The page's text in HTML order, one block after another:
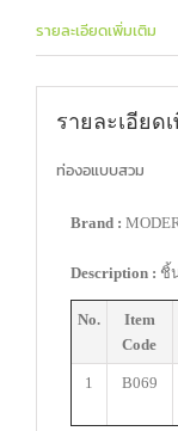
รายละเอียดเพิ่มเติม
รายละเอียด
ท่องอแบบสวม
Brand :
Description : ชิ้
No.
Item
Code
1 B069